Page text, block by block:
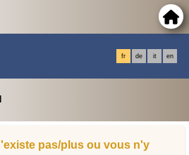
fr de it en
pas/plus ou vous n'y